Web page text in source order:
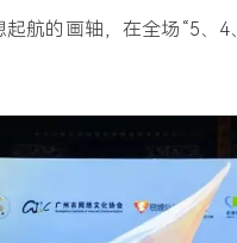
航的画轴，在全场“5、